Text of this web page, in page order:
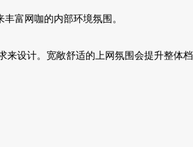
富网咖的内部环境氛围。
来设计。宽敞舒适的上网氛围会提升整体档